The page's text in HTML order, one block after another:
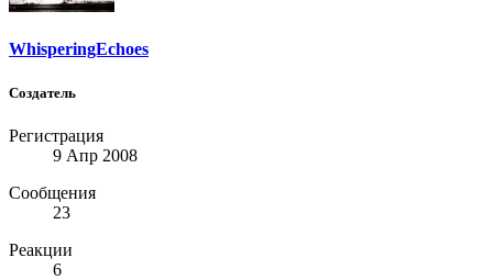
WhisperingEchoes
Создатель
Регистрация
9 Апр 2008
Сообщения
23
Реакции
6